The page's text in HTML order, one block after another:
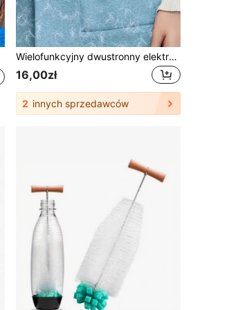
Wielofunkcyjny dwustronny elektrostatyczny rolka do usuwania kłaczków, ręczny, szary i czerwony. To narzędzie do czyszczenia nadaje się do usuwania sierści zwierząt, puchu, dywanów, mebli, odzieży, pościeli i dekoracji wnętrz. Dobry prezent na zimę i Boże Narodzenie.
16,00zł
2 innych sprzedawców